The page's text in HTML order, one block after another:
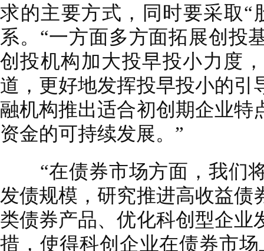
求的主要方式，同时要采取“
系。“一方面多方面拓展创投
创投机构加大投早投小力度
道，更好地发挥投早投小的引
融机构推出适合初创期企业特
资金的可持续发展。”
“在债券市场方面，我们将
发债规模，研究推进高收益债
类债券产品、优化科创型企业
措，使得科创企业在债券市